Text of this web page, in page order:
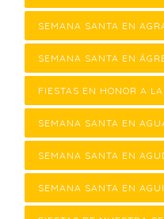
SEMANA SANTA EN
SEMANA SANTA EN
FIESTAS EN HONOR A
SEMANA SANTA EN
SEMANA SANTA EN
SEMANA SANTA EN